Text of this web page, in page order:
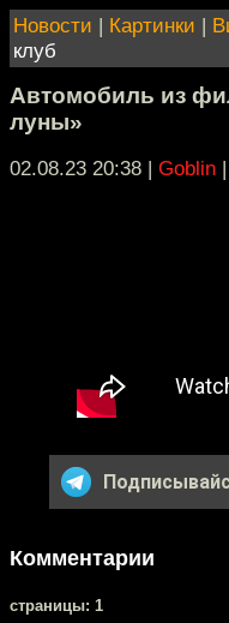
Новости | Картинки |
клуб
Автомобиль из
луны»
02.08.23 20:38 | Goblin |
Комментарии
cтраницы: 1